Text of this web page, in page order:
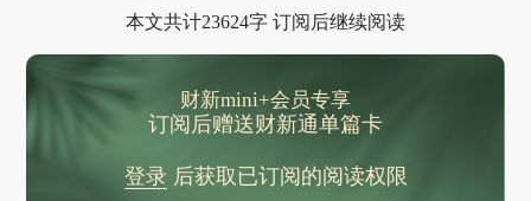
以色列入侵，黎巴嫩总统向军队下令
国家疾控局有关工作负责人和专家谈HPV疫苗纳入国家免疫规划
孙颖莎王曼昱，被清华拟录取
国际奥委会宣布终止与沙特在电竞奥运会项目的合作
本文共计23624字 订阅后继续阅读
财新mini+会员专享
订阅后赠送财新通单篇卡
登录后获取已订阅的阅读权限